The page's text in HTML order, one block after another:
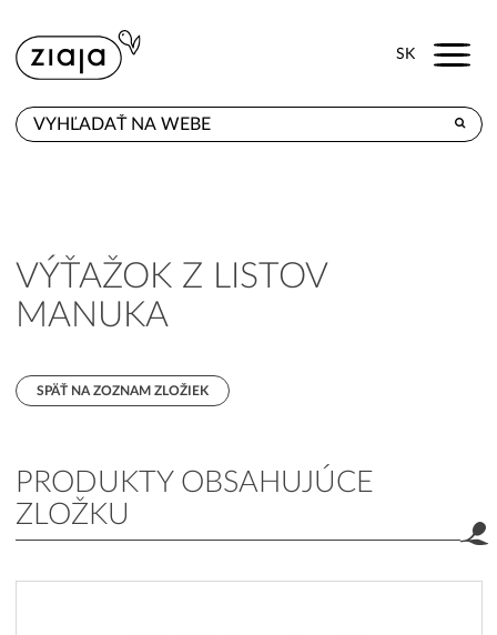
SK Menu
E-SHOP
KONTAKT
VÝŤAŽOK Z LISTOV
MANUKA
SPÄŤ NA ZOZNAM ZLOŽIEK
PRODUKTY OBSAHUJÚCE
ZLOŽKU